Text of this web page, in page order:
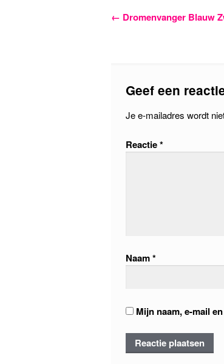
Bericht
← Dromenvanger Blauw
Geef een
Je e-mailadres wordt
Reactie*
Naam*
Mijn naam, e-mail